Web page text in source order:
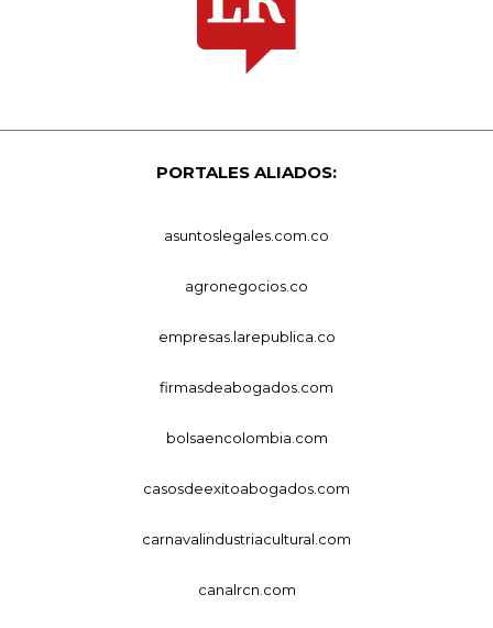
PORTALES ALIADOS:
asuntoslegales.com.co
agronegocios.co
empresas.larepublica.co
firmasdeabogados.com
bolsaencolombia.com
casosdeexitoabogados.com
carnavalindustriacultural.com
canalrcn.com